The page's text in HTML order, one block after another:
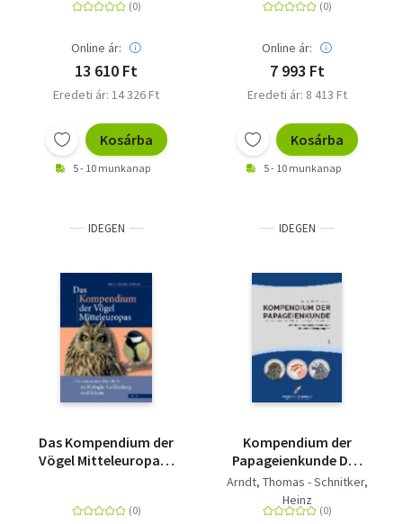
zu den Familien
Online ár:
13 610 Ft
Eredeti ár: 14 326 Ft
Kosárba
5 - 10 munkanap
Artenschutz,
Rote Liste. Glasflügler
(Sesiidae),
Bärenspinner
(Arctiidae), Eulen
Online ár:
7 993 Ft
Eredeti ár: 8 413 Ft
Kosárba
5 - 10 munkanap
IDEGEN
Das Kompendium der
Vögel Mitteleuropas -
Gefährdung und
IDEGEN
Kompendium der
Papageienkunde Das
Standardwerk zur
Taxonomie und
Systematik von
Arndt, Thomas - Schnitker,
Heinz